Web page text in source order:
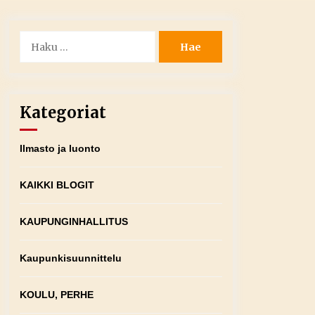
Kategoriat
Ilmasto ja luonto
KAIKKI BLOGIT
KAUPUNGINHALLITUS
Kaupunkisuunnittelu
KOULU, PERHE